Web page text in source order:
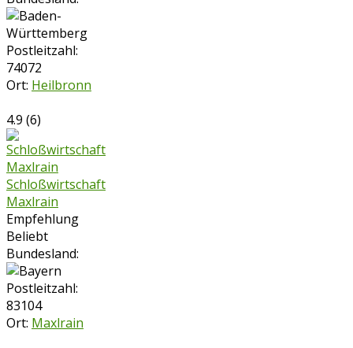
Postleitzahl:
74072
Ort: Heilbronn
4.9 (6)
Schloßwirtschaft
Maxlrain
Empfehlung
Beliebt
Bundesland:
Postleitzahl:
83104
Ort: Maxlrain